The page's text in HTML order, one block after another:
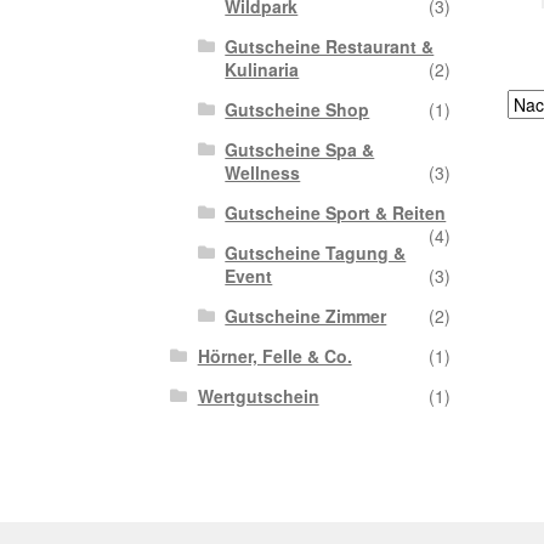
Wildpark
(3)
Gutscheine Restaurant &
Kulinaria
(2)
Gutscheine Shop
(1)
Gutscheine Spa &
Wellness
(3)
Gutscheine Sport & Reiten
(4)
Gutscheine Tagung &
Event
(3)
Gutscheine Zimmer
(2)
Hörner, Felle & Co.
(1)
Wertgutschein
(1)